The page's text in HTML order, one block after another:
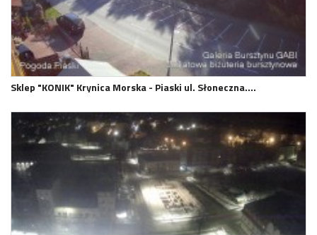
Sklep "KONIK" Krynica Morska - Piaski ul. Słoneczna.…